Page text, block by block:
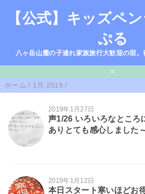
【公式】キッズペ
ぷる
八ヶ岳山麓の子連れ家族旅行大歓迎の宿
=
ホーム / 1月 2019 /
2019年1月27日
声1/26 いろいろなところ
ありとても感心しました
2019年1月12日
本日スタート寒いほどお